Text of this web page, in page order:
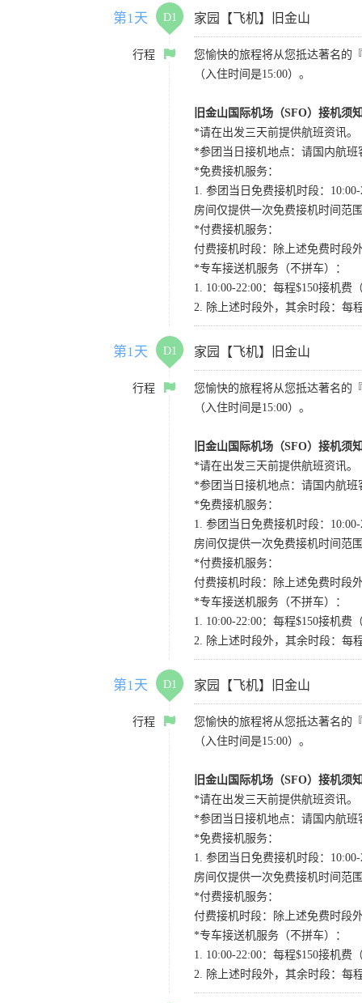
第1天 D1 家园【飞机】旧金山
行程
您愉快的旅程将从您抵达著名的
（入住时间是15:00）。
旧金山国际机场（SFO）接机须
*请在出发三天前提供航班资讯。
*参团当日接机地点：请国内航班
*免费接机服务：
1. 参团当日免费接机时段：
房间仅提供一次免费接机时间范
*付费接机服务：
付费接机时段：除上述免费时段
*专车接送机服务（不拼车）：
1. 10:00-22:00：每程$150接机
2. 除上述时段外，其余时段：每
第1天 D1 家园【飞机】旧金山
行程
您愉快的旅程将从您抵达著名的
（入住时间是15:00）。
旧金山国际机场（SFO）接机须
*请在出发三天前提供航班资讯。
*参团当日接机地点：请国内航班
*免费接机服务：
1. 参团当日免费接机时段：
房间仅提供一次免费接机时间范
*付费接机服务：
付费接机时段：除上述免费时段
*专车接送机服务（不拼车）：
1. 10:00-22:00：每程$150接机
2. 除上述时段外，其余时段：每
第1天 D1 家园【飞机】旧金山
行程
您愉快的旅程将从您抵达著名的
（入住时间是15:00）。
旧金山国际机场（SFO）接机须
*请在出发三天前提供航班资讯。
*参团当日接机地点：请国内航班
*免费接机服务：
1. 参团当日免费接机时段：
房间仅提供一次免费接机时间范
*付费接机服务：
付费接机时段：除上述免费时段
*专车接送机服务（不拼车）：
1. 10:00-22:00：每程$150接机
2. 除上述时段外，其余时段：每